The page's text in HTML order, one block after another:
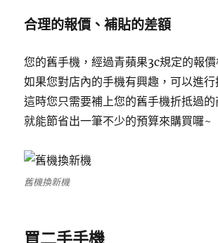
合理的報價、補貼的差額
您的舊手機，經過青蘋果3c規定的報
如果您對店內的手機有興趣，可以進
這時您只需要補上您的舊手機折抵過
就能節省出一筆不少的預算來購買囉~
舊機換新機
買二手手機